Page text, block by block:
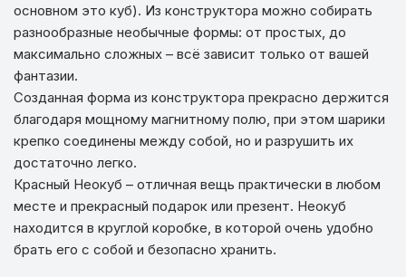
основном это куб). Из конструктора можно собирать
разнообразные необычные формы: от простых, до
максимально сложных – всё зависит только от вашей
фантазии.
Созданная форма из конструктора прекрасно держится
благодаря мощному магнитному полю, при этом шарики
крепко соединены между собой, но и разрушить их
достаточно легко.
Красный Неокуб – отличная вещь практически в любом
месте и прекрасный подарок или презент. Неокуб
находится в круглой коробке, в которой очень удобно
брать его с собой и безопасно хранить.